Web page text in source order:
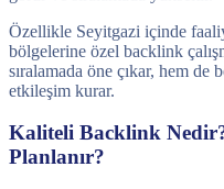
Özellikle Seyitgazi içinde
bölgelerine özel backlink
sıralamada öne çıkar, hem
etkileşim kurar.
Kaliteli Backlink
Planlanır?